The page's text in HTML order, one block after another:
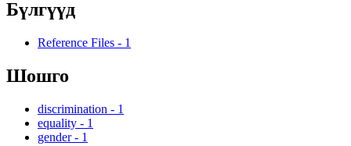
Бүлгүүд
Reference Files - 1
Шошго
discrimination - 1
equality - 1
gender - 1